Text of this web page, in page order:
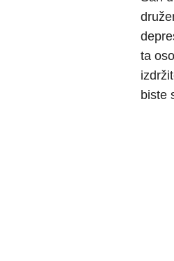
ta
biste